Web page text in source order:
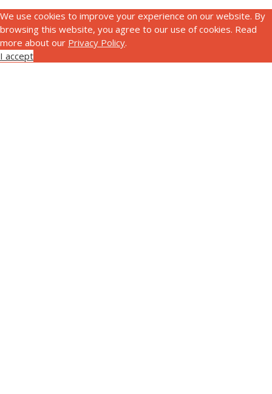
We use cookies to improve your experience on our website. By
browsing this website, you agree to our use of cookies. Read
more about our Privacy Policy.
I accept